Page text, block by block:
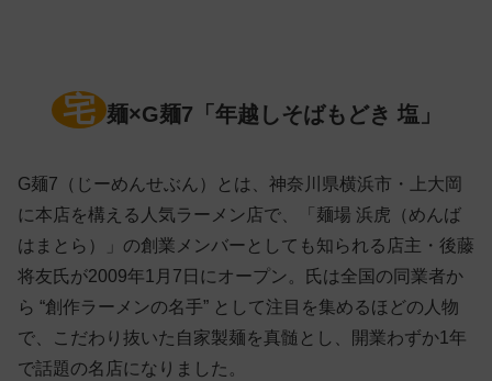
宅 麺×G麺7「年越しそばもどき 塩」
G麺7（じーめんせぶん）とは、神奈川県横浜市・上大岡
に本店を構える人気ラーメン店で、「麺場 浜虎（めんば
はまとら）」の創業メンバーとしても知られる店主・後藤
将友氏が2009年1月7日にオープン。氏は全国の同業者か
ら “創作ラーメンの名手” として注目を集めるほどの人物
で、こだわり抜いた自家製麺を真髄とし、開業わずか1年
で話題の名店になりました。